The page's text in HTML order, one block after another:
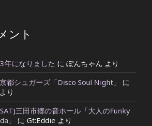
ント
になりました に ぽんちゃん より
都シュガーズ「Disco Soul Night」
に
より
三田市郷の音ホール「大人のFunky
」
に Gt:Eddie より